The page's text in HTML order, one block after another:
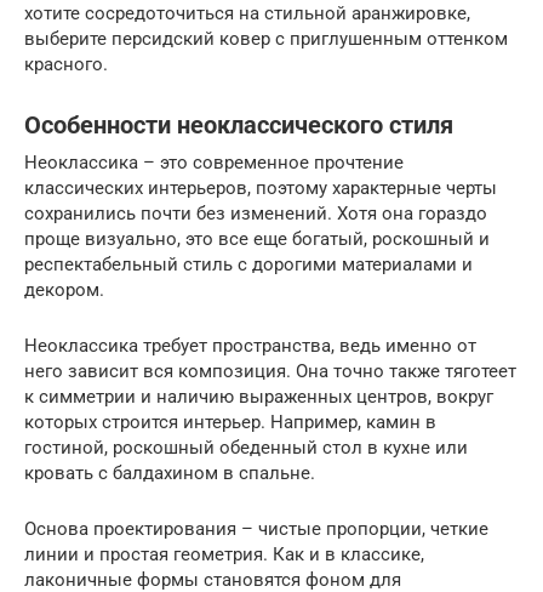
хотите сосредоточиться на стильной аранжировке,
выберите персидский ковер с приглушенным оттенком
красного.
Особенности неоклассического стиля
Неоклассика – это современное прочтение
классических интерьеров, поэтому характерные черты
сохранились почти без изменений. Хотя она гораздо
проще визуально, это все еще богатый, роскошный и
респектабельный стиль с дорогими материалами и
декором.
Неоклассика требует пространства, ведь именно от
него зависит вся композиция. Она точно также тяготеет
к симметрии и наличию выраженных центров, вокруг
которых строится интерьер. Например, камин в
гостиной, роскошный обеденный стол в кухне или
кровать с балдахином в спальне.
Основа проектирования – чистые пропорции, четкие
линии и простая геометрия. Как и в классике,
лаконичные формы становятся фоном для